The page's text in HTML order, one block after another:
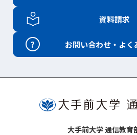
資料請求
? お問い合わせ・よく
大手前大学 通信教育